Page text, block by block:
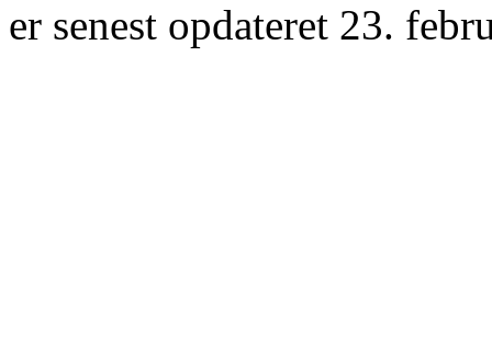
er senest opdateret 23.